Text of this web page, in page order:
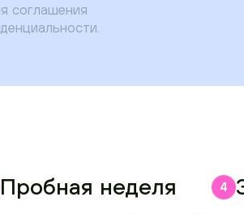
соглашения
Пробная неделя 4